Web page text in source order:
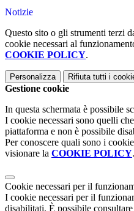
Notizie
Questo sito o gli strumenti terzi
cookie necessari al
COOKIE POLICY.
Personalizza Rifiuta tutti i
Gestione cookie
In questa schermata è possibile
I cookie necessari sono quelli
piattaforma e non è possibile
Per conoscere quali sono i
visionare la COOKIE POLICY.
Cookie necessari per il
I cookie necessari per il
disabilitati. È possibile